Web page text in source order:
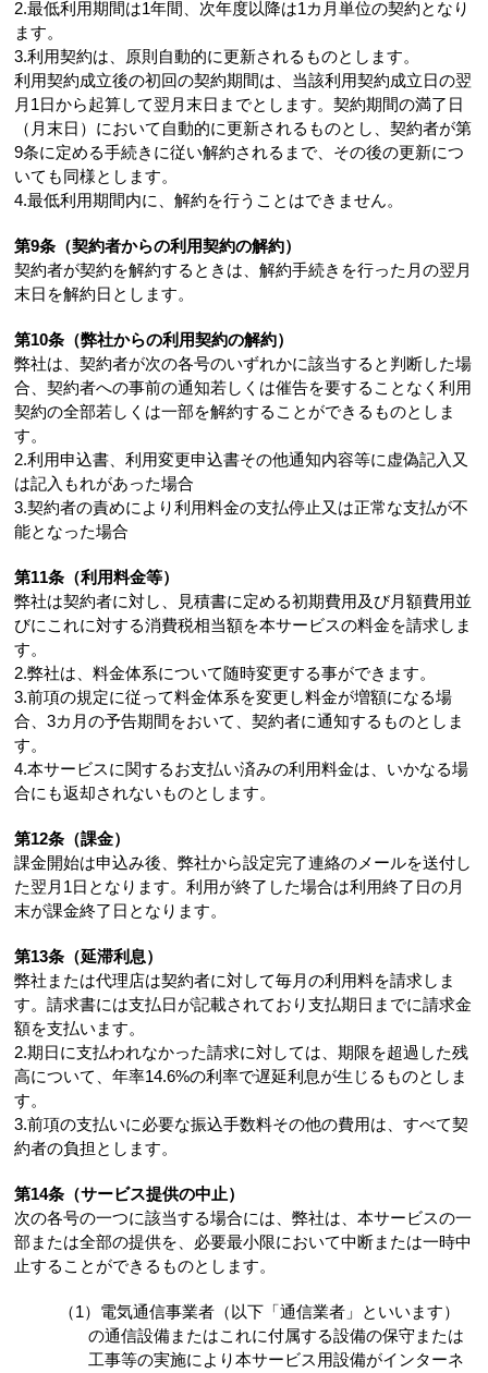
2.最低利用期間は1年間、次年度以降は1カ月単位の契約となり
ます。
3.利用契約は、原則自動的に更新されるものとします。
利用契約成立後の初回の契約期間は、当該利用契約成立日の翌
月1日から起算して翌月末日までとします。契約期間の満了日
（月末日）において自動的に更新されるものとし、契約者が第
9条に定める手続きに従い解約されるまで、その後の更新につ
いても同様とします。
4.最低利用期間内に、解約を行うことはできません。
第9条（契約者からの利用契約の解約）
契約者が契約を解約するときは、解約手続きを行った月の翌月
末日を解約日とします。
第10条（弊社からの利用契約の解約）
弊社は、契約者が次の各号のいずれかに該当すると判断した場
合、契約者への事前の通知若しくは催告を要することなく利用
契約の全部若しくは一部を解約することができるものとしま
す。
2.利用申込書、利用変更申込書その他通知内容等に虚偽記入又
は記入もれがあった場合
3.契約者の責めにより利用料金の支払停止又は正常な支払が不
能となった場合
第11条（利用料金等）
弊社は契約者に対し、見積書に定める初期費用及び月額費用並
びにこれに対する消費税相当額を本サービスの料金を請求しま
す。
2.弊社は、料金体系について随時変更する事ができます。
3.前項の規定に従って料金体系を変更し料金が増額になる場
合、3カ月の予告期間をおいて、契約者に通知するものとしま
す。
4.本サービスに関するお支払い済みの利用料金は、いかなる場
合にも返却されないものとします。
第12条（課金）
課金開始は申込み後、弊社から設定完了連絡のメールを送付し
た翌月1日となります。利用が終了した場合は利用終了日の月
末が課金終了日となります。
第13条（延滞利息）
弊社または代理店は契約者に対して毎月の利用料を請求しま
す。請求書には支払日が記載されており支払期日までに請求金
額を支払います。
2.期日に支払われなかった請求に対しては、期限を超過した残
高について、年率14.6%の利率で遅延利息が生じるものとしま
す。
3.前項の支払いに必要な振込手数料その他の費用は、すべて契
約者の負担とします。
第14条（サービス提供の中止）
次の各号の一つに該当する場合には、弊社は、本サービスの一
部または全部の提供を、必要最小限において中断または一時中
止することができるものとします。
（1）電気通信事業者（以下「通信業者」といいます）
の通信設備またはこれに付属する設備の保守または
工事等の実施により本サービス用設備がインターネ